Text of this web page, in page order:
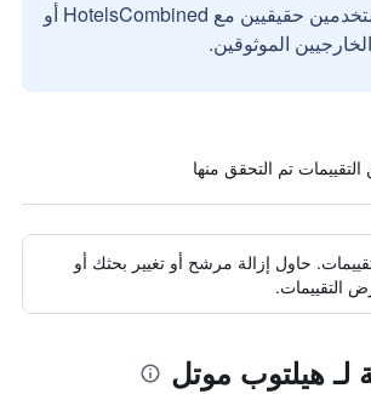
بواسطة مستخدمين حقيقيين مع HotelsCombined أو
الموثوقين.
حاول إزالة مرشح أو تغيير بحثك أو
لـ هيلتوب موتل